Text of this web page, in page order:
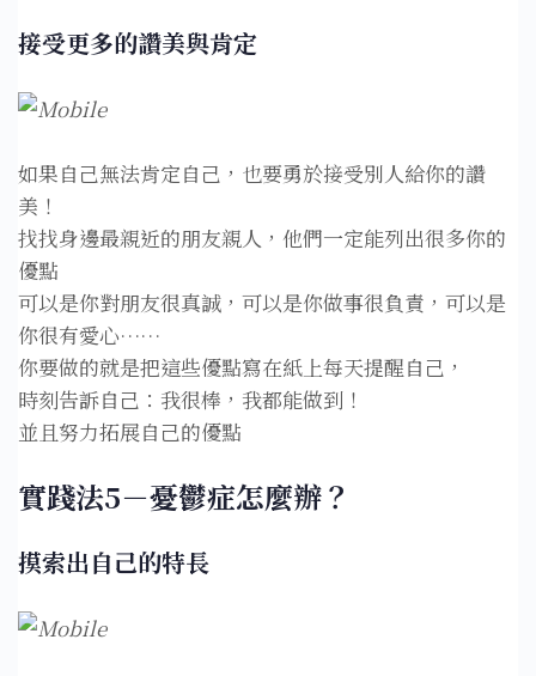
接受更多的讚美與肯定⁣
如果自己無法肯定自己，也要勇於接受別人給你的讚
美！⁣
找找身邊最親近的朋友親人，他們一定能列出很多你的
優點⁣
可以是你對朋友很真誠，可以是你做事很負責，可以是
你很有愛心……⁣
你要做的就是把這些優點寫在紙上每天提醒自己，⁣
時刻告訴自己：我很棒，我都能做到！⁣
並且努力拓展自己的優點⁣
實踐法5－憂鬱症怎麼辦？
摸索出自己的特長⁣